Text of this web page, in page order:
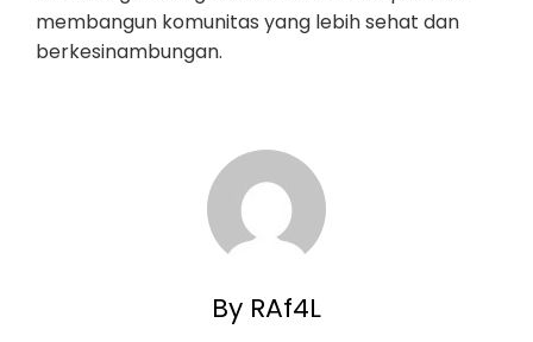
membangun komunitas yang lebih sehat dan
berkesinambungan.
By RAf4L